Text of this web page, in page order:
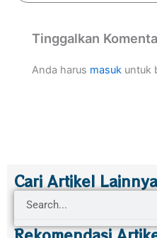
Tinggalkan
Anda harus masuk untuk
Cari Artikel Lainnya